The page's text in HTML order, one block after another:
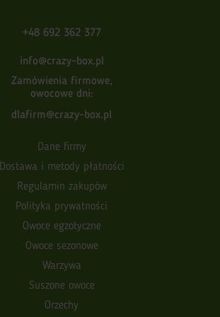
+48 692 362 377
info@crazy-box.pl
Zamówienia firmowe,
owocowe dni:
dlafirm@crazy-box.pl
Dane firmy
Dostawa i metody płatności
Regulamin zakupów
Polityka prywatności
Owoce egzotyczne
Owoce sezonowe
Warzywa
Suszone owoce
Orzechy